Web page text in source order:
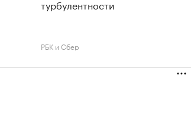
турбулентности
РБК и Сбер